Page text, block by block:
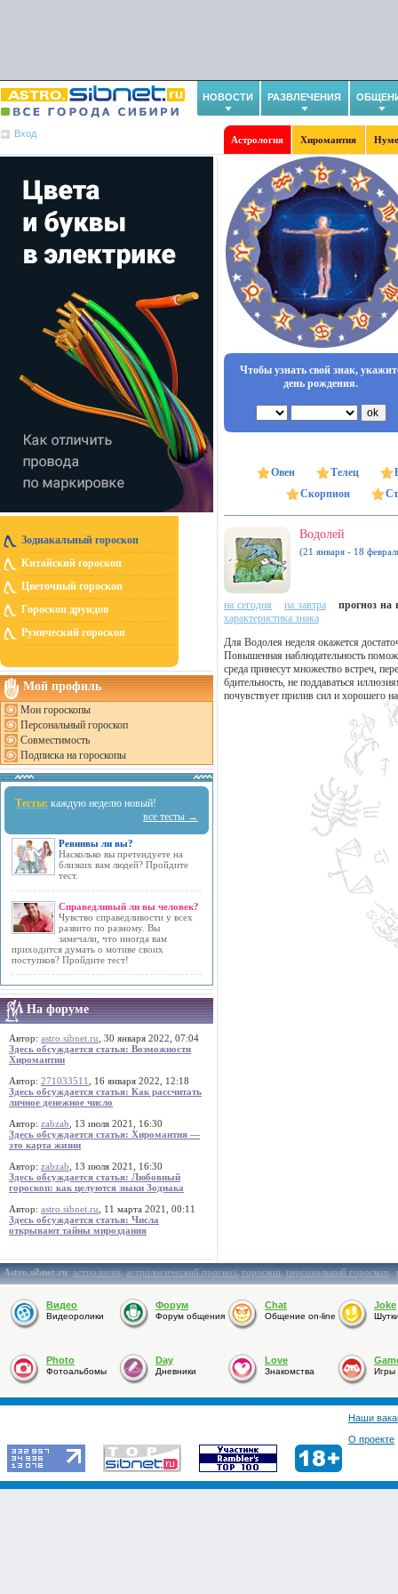
НОВОСТИ РАЗВЛЕЧЕНИЯ
Вход
Астрология Хиромантия
Зодиакальный гороскоп
Китайский гороскоп
Цветочный гороскоп
Гороскоп друидов
Рунический гороскоп
Мой профиль
Мои гороскопы
Персональный гороскоп
Совместимость
Подписка на гороскопы
Тесты: каждую неделю новый!
все тесты →
Ревнивы ли вы?
Насколько вы претендуете на
близких вам людей? Пройдите
тест.
Справедливый ли вы человек?
Чувство справедливости у всех
развито по разному. Вы
замечали, что иногда вам
приходится думать о мотиве своих
поступков? Пройдите тест!
На форуме
Автор: astro.sibnet.ru , 30 января 2022, 07:04
Здесь обсуждается статья: Возможности
Хиромантии
Автор: 271033511
, 16 января 2022, 12:18
Здесь обсуждается статья: Как рассчитать
личное денежное число
Автор: zabzab , 13 июля 2021, 16:30
Здесь обсуждается статья: Хиромантия —
это карта жизни
Автор: zabzab , 13 июля 2021, 16:30
Здесь обсуждается статья: Любовный
гороскоп: как целуются знаки Зодиака
Автор: astro.sibnet.ru , 11 марта 2021, 00:11
Здесь обсуждается статья: Числа
открывают тайны мироздания
Чтобы узнать свой знак,
день рождения.
Овен Телец
Скорпион
Водолей
(21 января - 18
на сегодня на завтра
прогноз на
характеристика знака
Для Водолея неделя окажется
Повышенная наблюдательность
среда принесут множество встреч,
бдительность, не поддаваться
почувствует прилив сил и хорошего
Astro.sibnet.ru:астрология,астрологический прогноз,гороскоп,персональный гороскоп,
Видео
Видеоролики
Форум
Форум общения
Chat
Общение on-line
Joke
Photo
Фотоальбомы
Day
Дневники
Love
Знакомства Игры
Наши
О проекте